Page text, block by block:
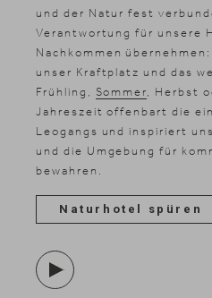
Inklusivleistungen
Shopping
und der Natur fest
Verantwortung für unsere
Nachkommen
unser Kraftplatz und das
Frühling, Sommer, Herbst
Jahreszeit offenbart die
Leogangs und inspiriert
und die Umgebung für
bewahren.
Naturhotel spüren